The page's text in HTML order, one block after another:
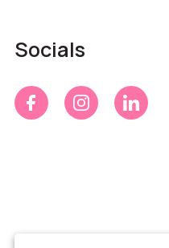
Socials